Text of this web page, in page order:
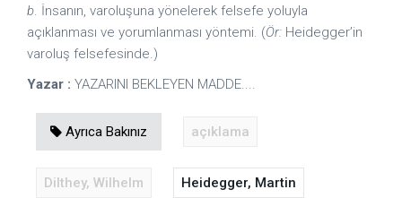
b. İnsanın, varoluşuna yönelerek felsefe yoluyla
açıklanması ve yorumlanması yöntemi. (Ör: Heidegger’in
varoluş felsefesinde.)
Yazar : YAZARINI BEKLEYEN MADDE....
Ayrıca Bakınız açıklama
Dilthey, Wilhelm Heidegger, Martin